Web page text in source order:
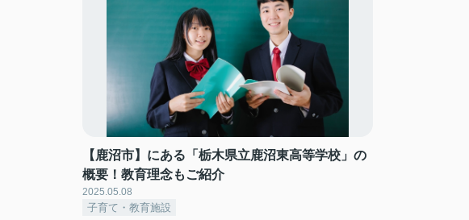
【鹿沼市】にある「栃木県立鹿沼東高等学校」の
概要！教育理念もご紹介
2025.05.08
子育て・教育施設